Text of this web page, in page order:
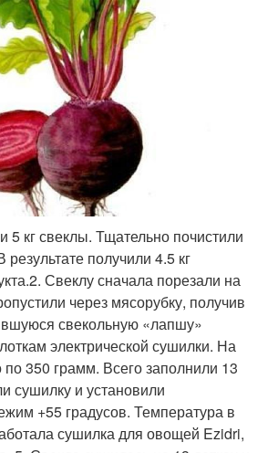
5 кг свеклы. Тщательно почистили
получили 4.5 кг
Свеклу сначала порезали на
через мясорубку, получив
свекольную «лапшу»
электрической сушилки. На
350 грамм. Всего заполнили 13
сушилку и установили
+55 градусов. Температура в
сушилка для овощей Ezidri,